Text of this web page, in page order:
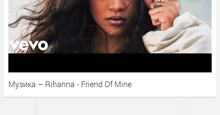
Музика – Rihanna - Friend Of Mine